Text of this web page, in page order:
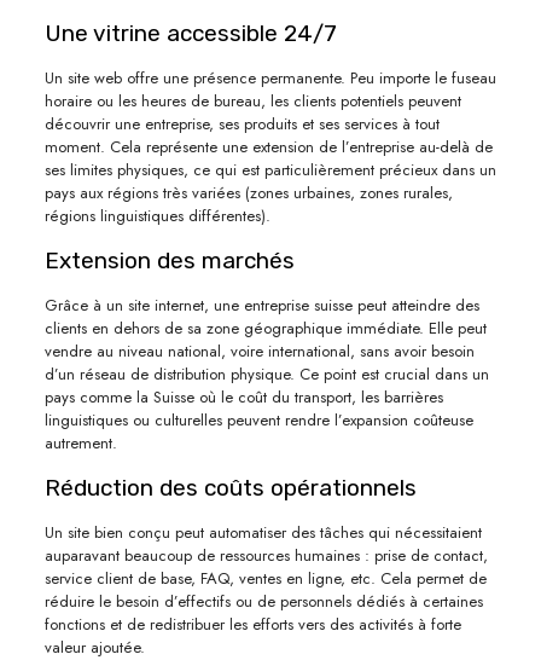
Une vitrine accessible 24/7
Un site web offre une présence permanente. Peu importe le fuseau
horaire ou les heures de bureau, les clients potentiels peuvent
découvrir une entreprise, ses produits et ses services à tout
moment. Cela représente une extension de l’entreprise au-delà de
ses limites physiques, ce qui est particulièrement précieux dans un
pays aux régions très variées (zones urbaines, zones rurales,
régions linguistiques différentes).
Extension des marchés
Grâce à un site internet, une entreprise suisse peut atteindre des
clients en dehors de sa zone géographique immédiate. Elle peut
vendre au niveau national, voire international, sans avoir besoin
d’un réseau de distribution physique. Ce point est crucial dans un
pays comme la Suisse où le coût du transport, les barrières
linguistiques ou culturelles peuvent rendre l’expansion coûteuse
autrement.
Réduction des coûts opérationnels
Un site bien conçu peut automatiser des tâches qui nécessitaient
auparavant beaucoup de ressources humaines : prise de contact,
service client de base, FAQ, ventes en ligne, etc. Cela permet de
réduire le besoin d’effectifs ou de personnels dédiés à certaines
fonctions et de redistribuer les efforts vers des activités à forte
valeur ajoutée.